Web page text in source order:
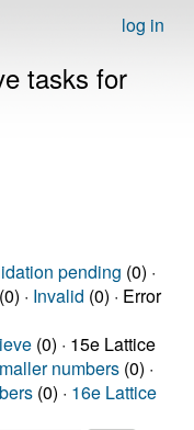
log in
tasks for
pending (0) ·
(0) · Invalid (0) · Error
(0) · 15e Lattice
numbers (0) ·
(0) · 16e Lattice